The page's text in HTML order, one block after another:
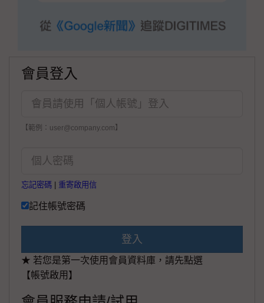
會員登入
【範例：user@company.com】
忘記密碼 重寄啟用信
記住帳號密碼
登入
★ 若您是第一次使用會員資料庫，請先點選
【帳號啟用】